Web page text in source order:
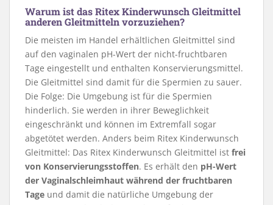
Warum ist das Ritex Kinderwunsch Gleitmittel
anderen Gleitmitteln vorzuziehen?
Die meisten im Handel erhältlichen Gleitmittel sind
auf den vaginalen pH-Wert der nicht-fruchtbaren
Tage eingestellt und enthalten Konservierungsmittel.
Die Gleitmittel sind damit für die Spermien zu sauer.
Die Folge: Die Umgebung ist für die Spermien
hinderlich. Sie werden in ihrer Beweglichkeit
eingeschränkt und können im Extremfall sogar
abgetötet werden. Anders beim Ritex Kinderwunsch
Gleitmittel: Das Ritex Kinderwunsch Gleitmittel ist frei
von Konservierungsstoffen. Es erhält den pH-Wert
der Vaginalschleimhaut während der fruchtbaren
Tage und damit die natürliche Umgebung der